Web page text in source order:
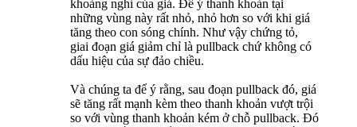
khoảng nghỉ của giá. Để ý thanh khoản tại
những vùng này rất nhỏ, nhỏ hơn so với khi giá
tăng theo con sóng chính. Như vậy chứng tỏ,
giai đoạn giá giảm chỉ là pullback chứ không có
dấu hiệu của sự đảo chiều.
Và chúng ta để ý rằng, sau đoạn pullback đó, giá
sẽ tăng rất mạnh kèm theo thanh khoản vượt trội
so với vùng thanh khoản kém ở chỗ pullback. Đó